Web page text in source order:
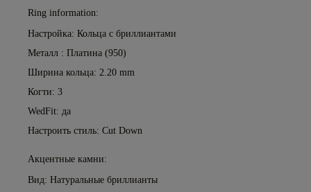
Ring information:
Настройка: Кольца с бриллиантами
Металл : Платина (950)
Ширина кольца: 2.20 mm
Когти: 3
WedFit: да
Настроить стиль: Cut Down
Акцентные камни:
Вид: Натуральные бриллианты